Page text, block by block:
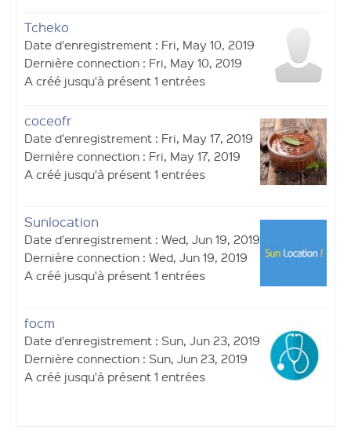
Tcheko
Date d'enregistrement : Fri, May 10, 2019
Dernière connection : Fri, May 10, 2019
A créé jusqu'à présent 1 entrées
coceofr
Date d'enregistrement : Fri, May 17, 2019
Dernière connection : Fri, May 17, 2019
A créé jusqu'à présent 1 entrées
Sunlocation
Date d'enregistrement : Wed, Jun 19, 2019
Dernière connection : Wed, Jun 19, 2019
A créé jusqu'à présent 1 entrées
focm
Date d'enregistrement : Sun, Jun 23, 2019
Dernière connection : Sun, Jun 23, 2019
A créé jusqu'à présent 1 entrées